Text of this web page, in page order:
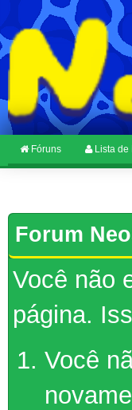
Fóruns Lista de
Forum
Você não
página.
Você